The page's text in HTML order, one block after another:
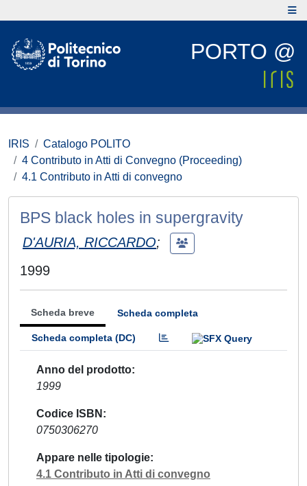
PORTO @
IRIS
Catalogo POLITO
4 Contributo in Atti di Convegno (Proceeding)
4.1 Contributo in Atti di convegno
BPS black holes in supergravity
D'AURIA, RICCARDO;
1999
Scheda breve Scheda completa
Scheda completa (DC)
Anno del prodotto
1999
Codice ISBN
0750306270
Appare nelle tipologie
4.1 Contributo in Atti di convegno